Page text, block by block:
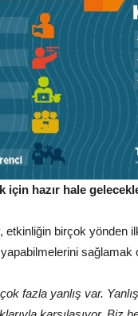
için hazır hale
birçok yönden
sağlamak
fazla yanlış var.